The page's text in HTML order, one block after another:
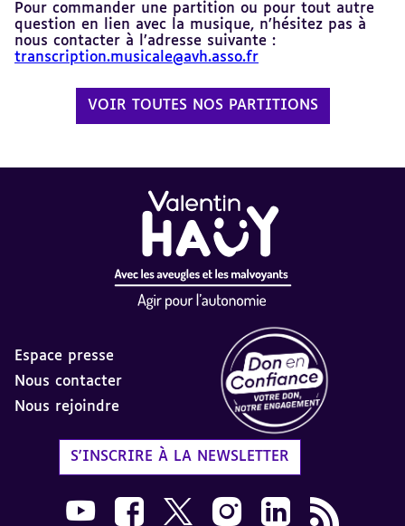
Pour commander une partition ou pour tout autre
question en lien avec la musique, n’hésitez pas à
nous contacter à l’adresse suivante :
transcription.musicale@avh.asso.fr
VOIR TOUTES NOS PARTITIONS
Espace presse
Nous contacter
Nous rejoindre
S'INSCRIRE À LA NEWSLETTER
Nous suivre sur Youtube AVH dans une
Nous suivre sur Facebook AVH dans
Nous suivre sur X AVH dans une
Nous suivre sur Instagram
Nous suivre sur
Flux RSS